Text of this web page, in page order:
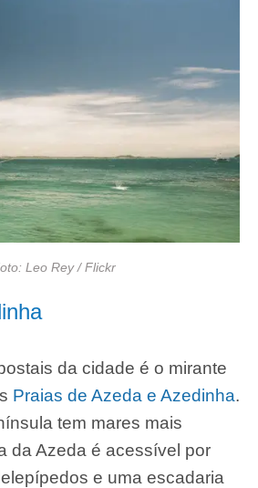
Leo Rey / Flickr
da cidade é o mirante
Praias de Azeda e Azedinha.
tem mares mais
da Azeda é acessível por
e uma escadaria